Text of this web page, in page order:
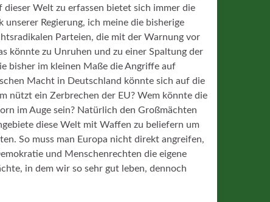
Welt zu erfassen bietet sich immer die
Regierung, ich meine die bisherige
Parteien, die mit der Warnung vor
könnte zu Unruhen und zu einer Spaltung der
bisher im kleinen Maße die Angriffe auf
Macht in Deutschland könnte sich auf die
nützt ein Zerbrechen der EU? Wem könnte die
im Auge sein? Natürlich den Großmächten
diese Welt mit Waffen zu beliefern um
So muss man Europa nicht direkt angreifen,
und Menschenrechten die eigene
in dem wir so sehr gut leben, dennoch